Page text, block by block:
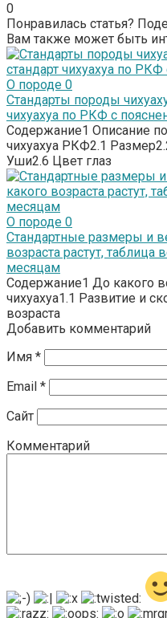
0
Понравилась статья?
Вам также может быть
О породе 0
Стандарты породы
чихуахуа по РКФ с
Содержание1 Описание
чихуахуа РКФ2.1
Уши2.6 Цвет глаз
О породе 0
Стандартные размеры и
возраста растут, таблица
месяцам
Содержание1 До какого
чихуахуа1.1 Развитие и
возраста
Добавить комментарий
Имя *
Email *
Сайт
Комментарий